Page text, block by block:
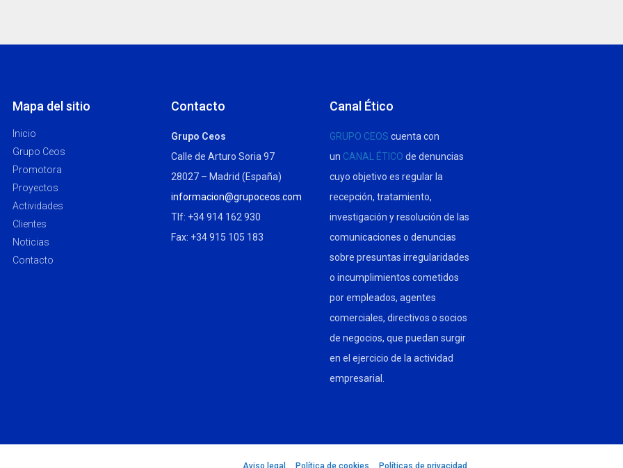
Mapa del sitio
Inicio
Grupo Ceos
Promotora
Proyectos
Actividades
Clientes
Noticias
Contacto
Contacto
Grupo Ceos
Calle de Arturo Soria 97
28027 – Madrid (España)
informacion@grupoceos.com
Tlf: +34 914 162 930
Fax: +34 915 105 183
Canal Ético
GRUPO CEOS cuenta con
un CANAL ÉTICO de denuncias
cuyo objetivo es regular la
recepción, tratamiento,
investigación y resolución de las
comunicaciones o denuncias
sobre presuntas irregularidades
o incumplimientos cometidos
por empleados, agentes
comerciales, directivos o socios
de negocios, que puedan surgir
en el ejercicio de la actividad
empresarial.
Aviso legal Política de cookies Políticas de privacidad